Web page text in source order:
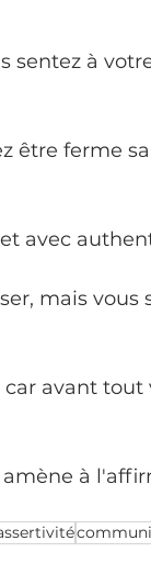
sentez à
être ferme
avec
mais vous
avant
à